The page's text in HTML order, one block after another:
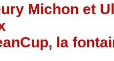
Michon et
la